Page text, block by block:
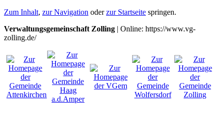
Zum Inhalt, zur Navigation oderzur Startseite springen.
Verwaltungsgemeinschaft Zolling | Online: https://www.vg-
zolling.de/